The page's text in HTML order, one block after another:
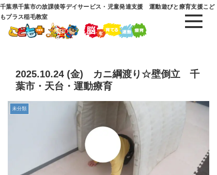
千葉県千葉市の放課後等デイサービス・児童発達支援 運動遊びと療育支援こど
もプラス稲毛教室
2025.10.24 (金) カニ綱渡り☆壁倒立 千
葉市・天台・運動療育
未分類